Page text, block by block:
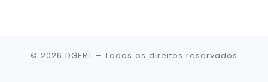
© 2026 DGERT – Todos os direitos reservados